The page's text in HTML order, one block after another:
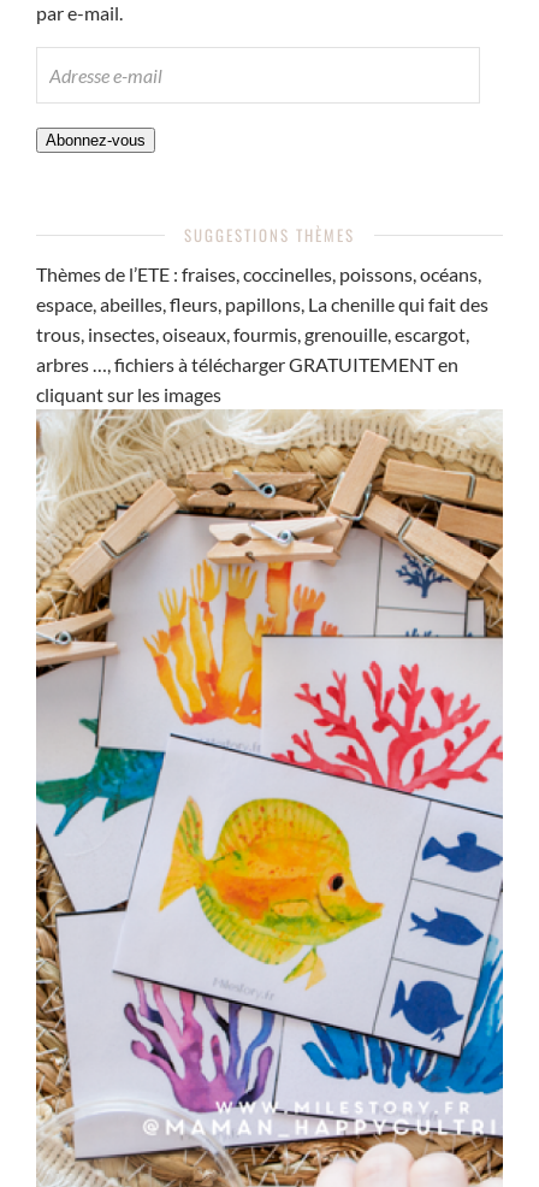
par e-mail.
MAIL
Abonnez-vous
SUGGESTIONS THÈMES
Thèmes de l’ETE : fraises, coccinelles, poissons, océans,
espace, abeilles, fleurs, papillons, La chenille qui fait des
trous, insectes, oiseaux, fourmis, grenouille, escargot,
arbres …, fichiers à télécharger GRATUITEMENT en
cliquant sur les images